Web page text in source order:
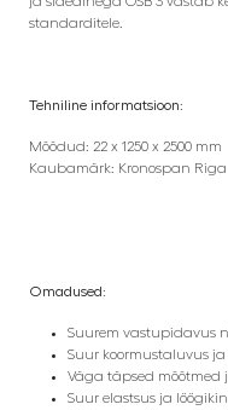
standarditele.
Tehniline informatsioon:
Mõõdud: 22 x 1250 x 2500 mm
Kaubamärk: Kronospan Riga
Omadused:
Suurem vastupidavus
Suur koormustaluvus
Väga täpsed mõõtmed
Suur elastsus ja